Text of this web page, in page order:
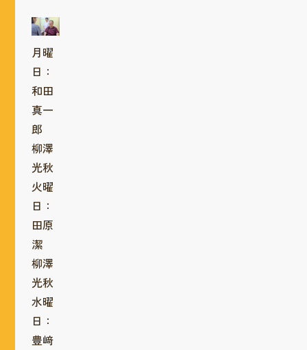
月曜
日：
和田
真一
郎
柳澤
光秋
火曜
日：
田原
潔
柳澤
光秋
水曜
日：
豊﨑